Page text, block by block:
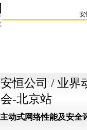
安
安恒公司 / 业界
会-北京站
主动式网络性能及安全